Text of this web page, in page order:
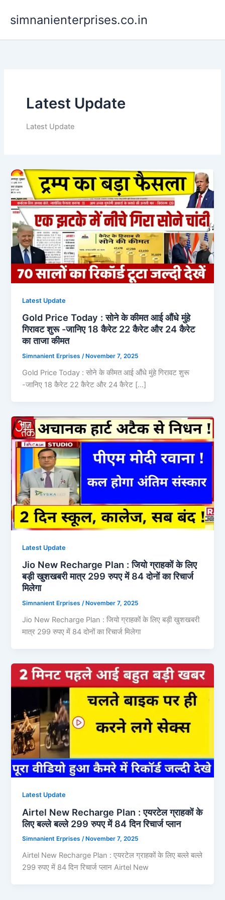
simnanienterprises.co.in
Latest Update
Latest Update
Latest Update
Gold Price Today : सोने के कीमत आई औंधे मुंहे
गिरावट शुरू -जानिए 18 कैरेट 22 कैरेट और 24 कैरेट
का ताजा कीमत
Simnanient Erprises/ November 7, 2025
Gold Price Today : सोने के कीमत आई औंधे मुंहे गिरावट शुरू
-जानिए 18 कैरेट 22 कैरेट और 24 कैरेट […]
Latest Update
Jio New Recharge Plan : जियो ग्राहकों के लिए
बड़ी खुशखबरी मात्र 299 रुपए में 84 दोनों का रिचार्ज
मिलेगा
Simnanient Erprises/ November 7, 2025
Jio New Recharge Plan : जियो ग्राहकों के लिए बड़ी खुशखबरी
मात्र 299 रुपए में 84 दोनों का रिचार्ज मिलेगा
Latest Update
Airtel New Recharge Plan : एयरटेल ग्राहकों के
लिए बल्ले बल्ले 299 रुपए में 84 दिन रिचार्ज प्लान
Simnanient Erprises/ November 7, 2025
Airtel New Recharge Plan : एयरटेल ग्राहकों के लिए बल्ले बल्ले
299 रुपए में 84 दिन रिचार्ज प्लान Airtel New